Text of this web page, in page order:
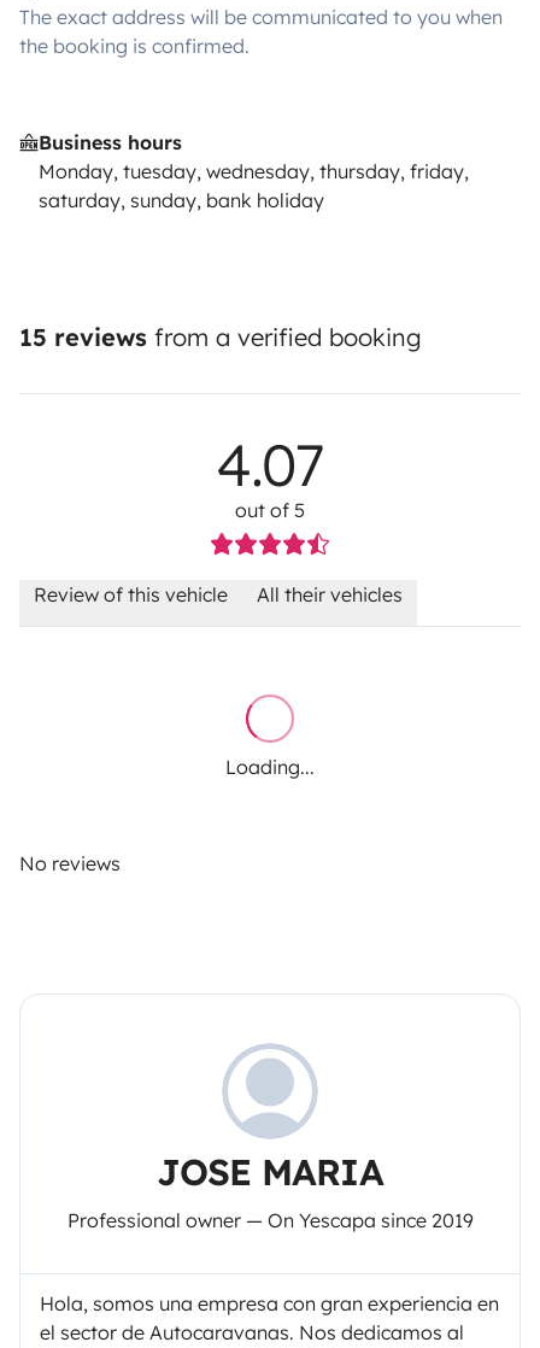
The exact address will be communicated to you when
the booking is confirmed.
Business hours
Monday, tuesday, wednesday, thursday, friday,
saturday, sunday, bank holiday
15 reviews from a verified booking
4.07
out of 5
Review of this vehicle All their vehicles
Loading...
No reviews
JOSE MARIA
Professional owner — On Yescapa since 2019
Hola, somos una empresa con gran experiencia en
el sector de Autocaravanas. Nos dedicamos al